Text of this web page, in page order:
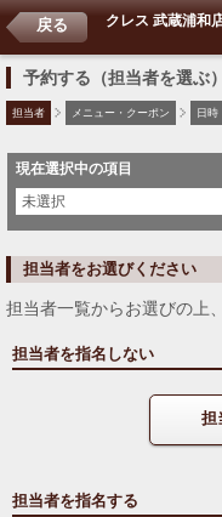
戻る クレス 武蔵浦和
予約する（担当者を選ぶ）
担当者 メニュー・クーポン 日時
現在選択中の項目
未選択
担当者をお選びください
担当者一覧からお選びの上
担当者を指名しない
担
担当者を指名する